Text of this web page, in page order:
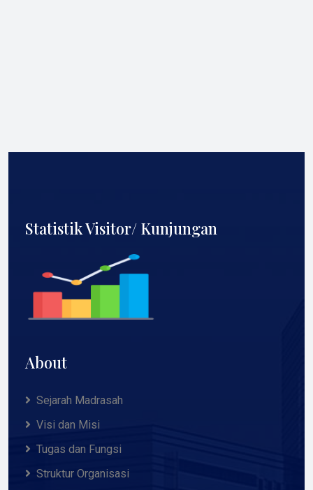
Statistik Visitor/ Kunjungan
About
Sejarah Madrasah
Visi dan Misi
Tugas dan Fungsi
Struktur Organisasi